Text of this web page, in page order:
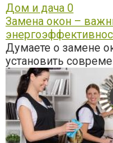
Дом и дача 0
Замена окон –
Думаете о замене
установить